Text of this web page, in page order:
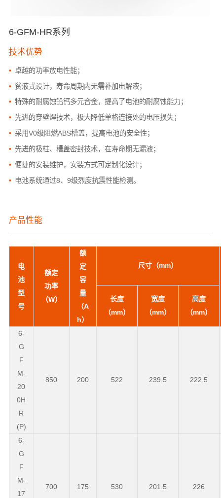
6-GFM-HR系列
技术优势
• 卓越的功率放电性能；
• 贫液式设计，寿命周期内无需补加电解液；
• 特殊的耐腐蚀铅钙多元合金，提高了电池的耐腐蚀能力；
• 先进的穿壁焊技术，极大降低单格连接处的电压损失；
• 采用V0级阻燃ABS槽盖，提高电池的安全性；
• 先进的极柱、槽盖密封技术，在寿命期无漏液；
• 便捷的安装维护，安装方式可定制化设计；
• 电池系统通过8、9级烈度抗震性能检测。
产品性能
电
池
型
号
额定
功率
（W）
额
定
容
量
（A
h）
尺寸（mm）
长度
（mm）
宽度
（mm）
高度
（mm）
6-
G
F
M-
20
0H
R
(P)
850 200 522 239.5 222.5
6-
G
F
M-
17
700 175 530 201.5 226